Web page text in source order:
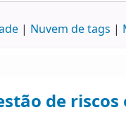
Nuvem de tags
de riscos